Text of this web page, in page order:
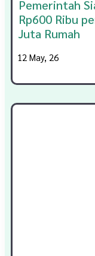
Pemerintah
Rp600 Ribu
Juta Rumah
12 May, 26